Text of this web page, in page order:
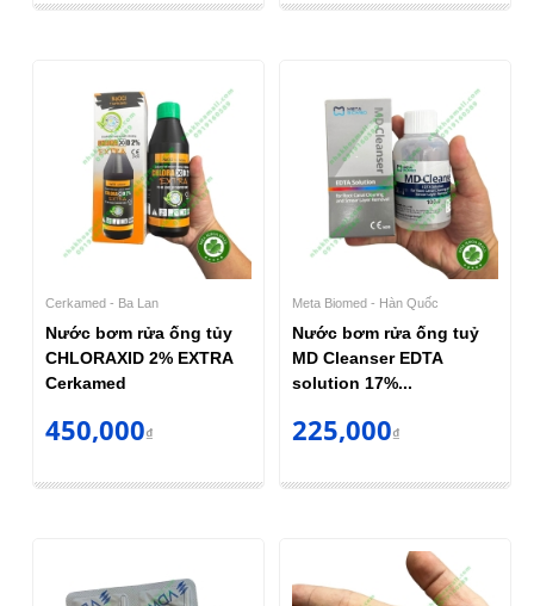
Cerkamed - Ba Lan
Nước bơm rửa ống tủy
CHLORAXID 2% EXTRA
Cerkamed
450,000₫
Meta Biomed - Hàn Quốc
Nước bơm rửa ống tuỷ
MD Cleanser EDTA
solution 17%...
225,000₫